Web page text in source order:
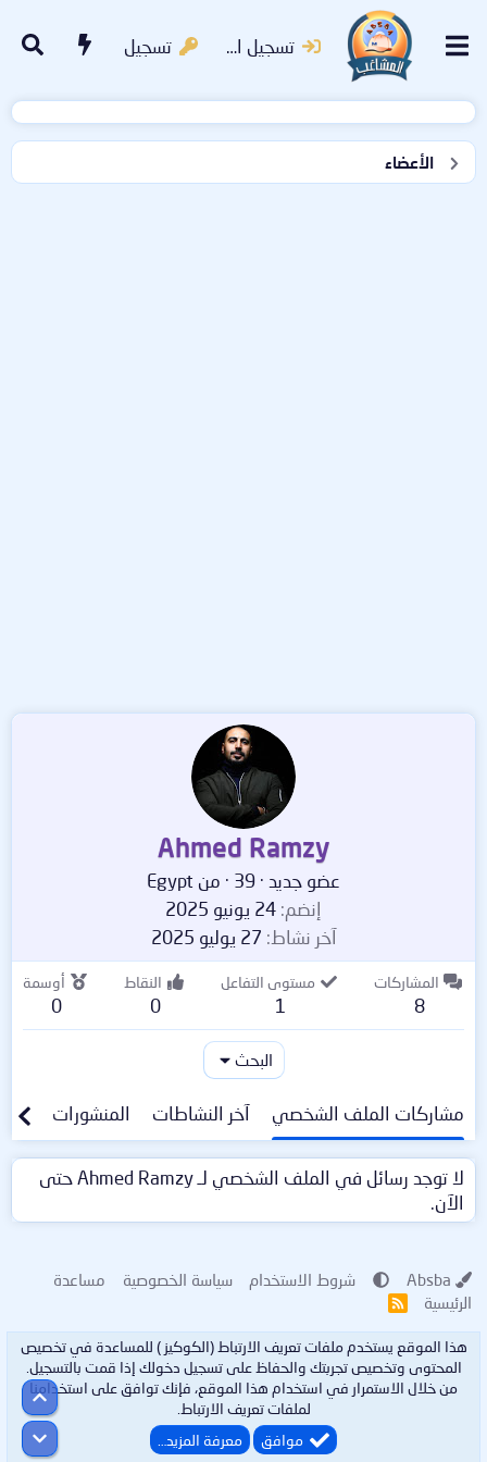
تسجيل الدخول تسجيل
الأعضاء
Ahmed Ramzy
عضو جديد ·
· من Egypt
إنضم 24 يونيو 2025
آخر نشاط 27 يوليو 2025
المشاركات
8
مستوى التفاعل
1
النقاط
0
أوسمة
0
البحث
مشاركات الملف الشخصي آخر النشاطات المنشورات
لا توجد رسائل في الملف الشخصي لـ Ahmed Ramzy حتى
الآن.
شروط الاستخدام سياسة الخصوصية
مساعدة
الرئيسية
R
هذا الموقع يستخدم ملفات تعريف الارتباط (الكوكيز ) للمساعدة في تخصيص
المحتوى وتخصيص تجربتك والحفاظ على تسجيل دخولك إذا قمت بالتسجيل.
من خلال الاستمرار في استخدام هذا الموقع، فإنك توافق على استخدامنا
لملفات تعريف الارتباط.
موافق
معرفة المزيد…
أعلى